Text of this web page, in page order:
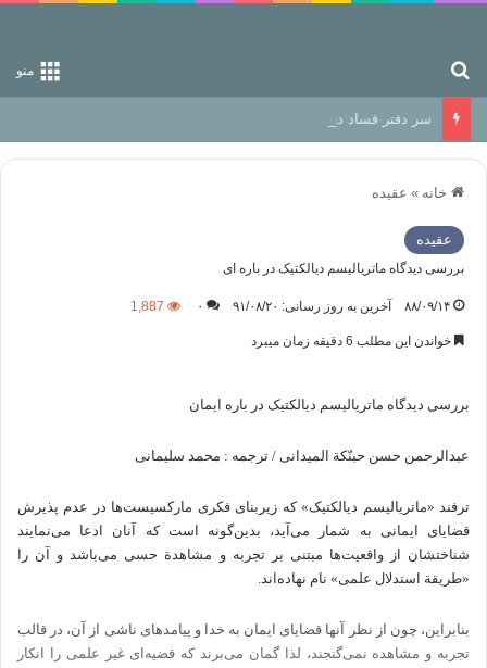
منو
سر دفتر فساد در زمین‌، دوری وکناره‌گیری از راه خداست‌!
خانه » عقیده
عقیده
بررسی دیدگاه ماتریالیسم دیالکتیک در باره ای
۸۸/۰۹/۱۴ آخرین به روز رسانی: ۹۱/۰۸/۲۰ ۰ 1,887
خواندن این مطلب 6 دقیقه زمان میبرد
بررسی دیدگاه ماتریالیسم دیالکتیک در باره ایمان
عبدالرحمن حسن حبنّکة المیدانی / ترجمه : محمد سلیمانی
ترفند «ماتریالیسم دیالکتیک» که زیربنای فکری مارکسیست‌ها در عدم پذیرش
قضایای ایمانی به شمار می‌آید، بدین‌گونه است که آنان ادعا می‌نمایند
شناختشان از واقعیت‌ها مبتنی بر تجربه و مشاهدة حسی می‌باشد و آن را
«طریقة استدلال علمی» نام نهاده‌اند.
بنابراین، چون از نظر آنها قضایای ایمان به خدا و پیامدهای ناشی از آن، در قالب
تجربه و مشاهده نمی‌گنجند، لذا گمان می‌برند که قضیه‌ای غیر علمی را انکار